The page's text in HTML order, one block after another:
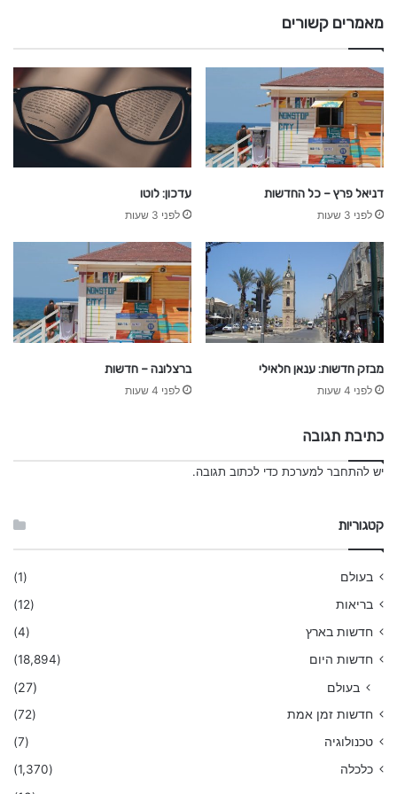
מאמרים קשורים
דניאל פרץ – כל החדשות
לפני 3 שעות
עדכון: לוטו
לפני 3 שעות
מבזק חדשות: ענאן חלאילי
לפני 4 שעות
ברצלונה – חדשות
לפני 4 שעות
כתיבת תגובה
יש להתחבר למערכת כדי לכתוב תגובה.
קטגוריות
בעולם
(1)
בריאות
(12)
חדשות בארץ
(4)
חדשות היום
(18,894)
בעולם (27)
חדשות זמן אמת
(72)
טכנולוגיה
(7)
כלכלה
(1,370)